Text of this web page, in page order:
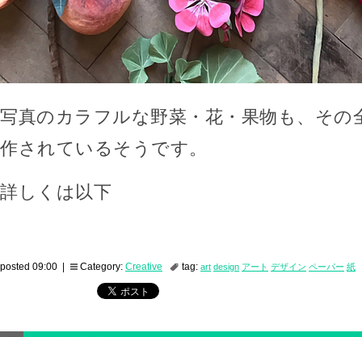
写真のカラフルな野菜・花・果物も、その
作されているそうです。
詳しくは以下
posted 09:00 | Category: Creative tag: art design アート デザイン ペーパー 紙